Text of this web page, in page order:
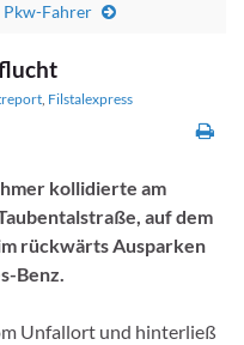
Fahrer
, Filstalexpress
kollidierte am
auf dem
rückwärts Ausparken
Benz.
Unfallort und hinterließ